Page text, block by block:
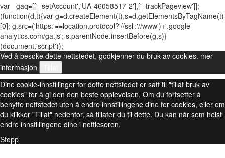
var _gaq=[['_setAccount','UA-46058517-2'],['_trackPageview']];
(function(d,t){var g=d.createElement(t),s=d.getElementsByTagName(t)
[0]; g.src=('https:'==location.protocol?'//ssl':'//www')+'.google-
analytics.com/ga.js'; s.parentNode.insertBefore(g,s)}
(document,'script'));
Ved å besøke dette nettstedet, godkjenner du bruk av cookies. mer
informasjon
Dine cookie-innstillinger for dette nettstedet er satt til "tillat bruk av
cookies" for å gi den den beste opplevelsen. Om du fortsetter å
benytte nettstedet uten å endre innstillingene dine for cookies, eller om
du klikker "Tillat" nedenfor, så tillater du til dette. Du kan når som helst
endre innstillingene dine i nettleseren.
Stopp